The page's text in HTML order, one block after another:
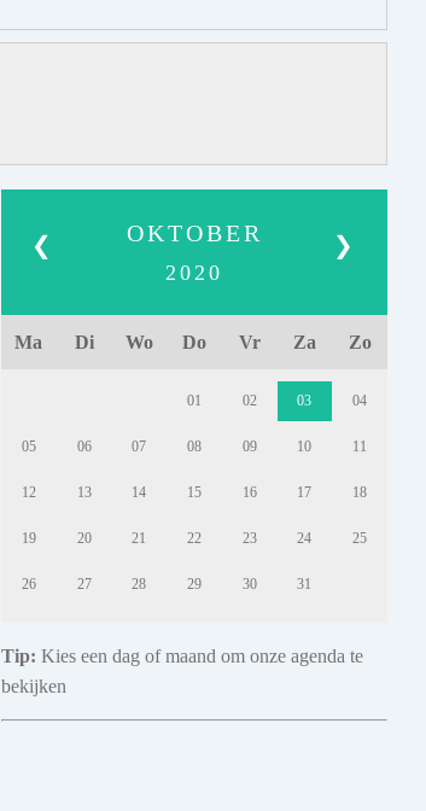
❮ ❯
OKTOBER
2020
Ma Di Wo Do Vr Za Zo
01 02 03 04
05 06 07 08 09 10 11
12 13 14 15 16 17 18
19 20 21 22 23 24 25
26 27 28 29 30 31
Tip: Kies een dag of maand om onze agenda te
bekijken